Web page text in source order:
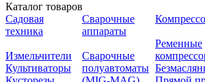
Каталог товаров
Садовая
техника
Измельчители
Культиваторы
Сварочные
аппараты
Сварочные
полуавтоматы
Ременные